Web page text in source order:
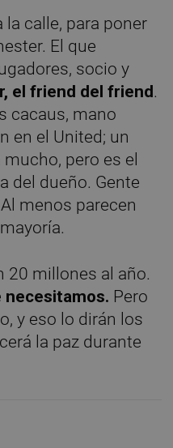
la calle, para poner
El que
socio y
el friend del friend.
cacaus, mano
en el United; un
pero es el
del dueño. Gente
menos parecen
20 millones al año.
necesitamos. Pero
y eso lo dirán los
la paz durante